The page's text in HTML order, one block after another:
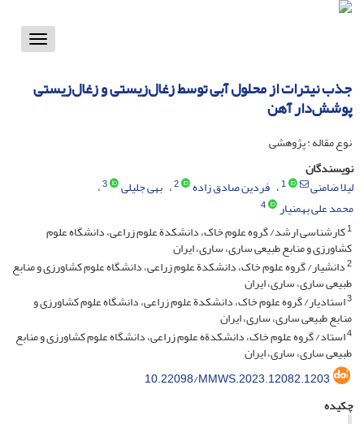
Toggle
جذب نیترات از محلول آبی توسط زغال‌زیستی و زغال‌زیستی
پوشش‌دار آهن
نوع مقاله : پژوهشی
نویسندگان
لیلا ضامنی
1 فردین صادق زاده 2 بهی جلیلی 3
محمد علی بهمنیار
4
1کارشناسی ارشد/ گروه علوم خاک، دانشکدة علوم زراعی، دانشگاه علوم
کشاورزی و منابع طبیعی ساری، ساری، ایران
2دانشیار/ گروه علوم خاک، دانشکدة علوم زراعی، دانشگاه علوم کشاورزی و منابع
طبیعی ساری، ساری، ایران
3استادیار/ گروه علوم خاک، دانشکدة علوم زراعی، دانشگاه علوم کشاورزی و
منابع طبیعی ساری، ساری، ایران
4استاد/ گروه علوم خاک، دانشکدةه علوم زراعی، دانشگاه علوم کشاورزی و منابع
طبیعی ساری، ساری، ایران
10.22098/MMWS.2023.12082.1203
چکیده